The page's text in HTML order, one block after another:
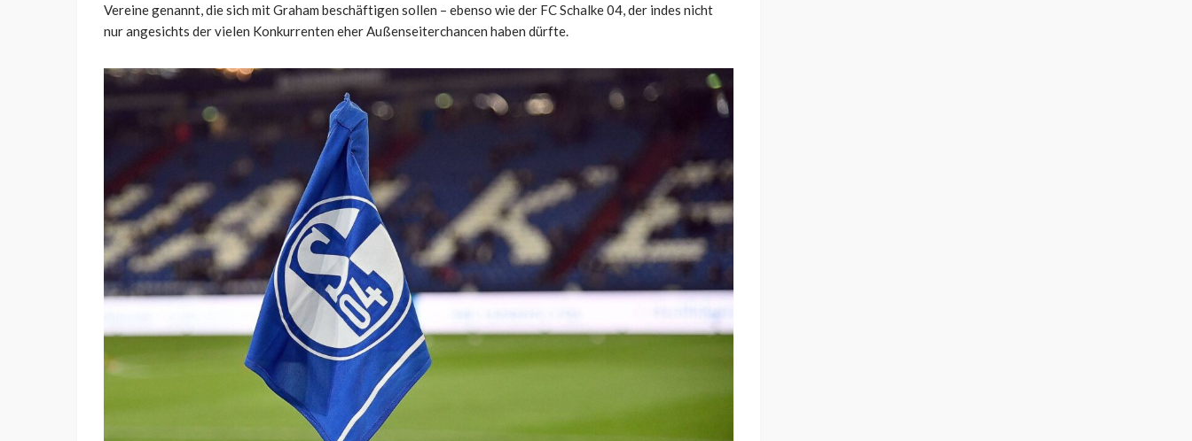
Vereine genannt, die sich mit Graham beschäftigen sollen – ebenso wie der FC Schalke 04, der indes nicht
nur angesichts der vielen Konkurrenten eher Außenseiterchancen haben dürfte.